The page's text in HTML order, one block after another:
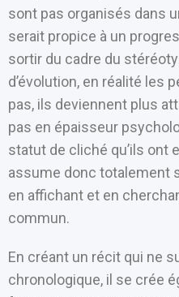
sont pas organisés dans
serait propice à un
sortir du cadre du
d’évolution, en réalité les
pas, ils deviennent plus
pas en épaisseur
statut de cliché qu’ils ont
assume donc totalement
en affichant et en
commun.
En créant un récit qui ne
chronologique, il se crée